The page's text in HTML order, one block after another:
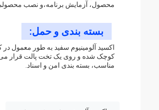
محصول، آزمایش برنامه،و نصب
بسته بندی و حمل:
کوچک شده و روی یک تخت پالت قرار می
مناسب، بسته بندی امن و اسناد.